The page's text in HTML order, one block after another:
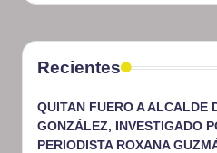
Recientes
QUITAN FUERO A ALCALDE
GONZÁLEZ, INVESTIGADO
PERIODISTA ROXANA